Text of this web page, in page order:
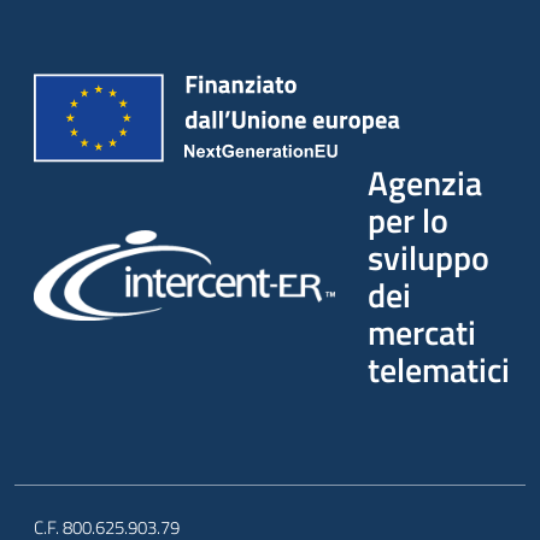
Agenzia
per lo
sviluppo
dei
mercati
telematici
C.F. 800.625.903.79